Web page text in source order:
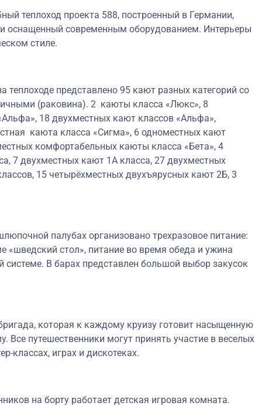
теплоход проекта 588, построенный в Германии,
оснащенный современным оборудованием. Интерьеры
стиле.
теплоходе представлено 95 кают разных категорий со
(раковина). 2 каюты класса «Люкс», 8
18 двухместных кают классов «Альфа»,
каюта класса «Сигма», 6 одноместных кают
комфортабельных каюты класса «Бета», 4
7 двухместных кают 1А класса, 27 двухместных
15 четырёхместных двухъярусных кают 2Б, 3
палубах организовано трехразовое питание:
«шведский стол», питание во время обеда и ужина
системе. В барах представлен большой выбор закусок
которая к каждому круизу готовит насыщенную
Все путешественники могут принять участие в веселых
классах, играх и дискотеках.
на борту работает детская игровая комната.